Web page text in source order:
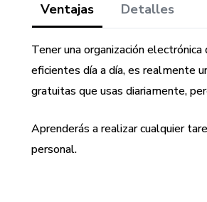
Ventajas Detalles
Tener una organización
eficientes día a día, es realmente
gratuitas que usas diariamente,
Aprenderás a realizar cualquier
personal.